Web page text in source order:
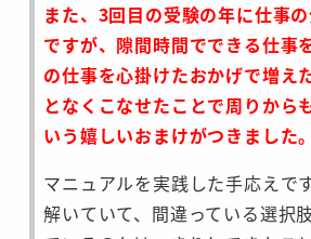
また、3回目の受験の年に仕事
ですが、隙間時間でできる仕事
の仕事を心掛けたおかげで増え
となくこなせたことで周りから
いう嬉しいおまけがつきました。
マニュアルを実践した手応えで
解いていて、間違っている選択